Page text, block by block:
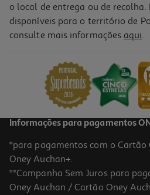
Papel Crepe Liderpapel Vermelho
o local de entrega ou de recolha.
disponíveis para o território de
consulte mais informações aqui.
Informações para pagamentos
*para pagamentos com o
Oney Auchan+.
**Campanha Sem Juros para
Oney Auchan / Cartão Oney